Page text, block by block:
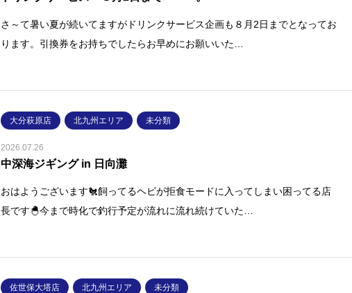
さ～て暑い夏が続いてますがドリンクサービス企画も８月2日までとなってお
ります。引換券をお持ちでしたらお早めにお願いいた…
大分萩原店 北九州エリア 未分類
2026.07.26
中深海ジギング in 日向灘
おはようございます🐔飼ってるヘビが拒食モードに入ってしまい困ってる店
長です🐣今まで時化で釣行予定が流れに流れ続けていた…
佐世保大塔店 北九州エリア 未分類